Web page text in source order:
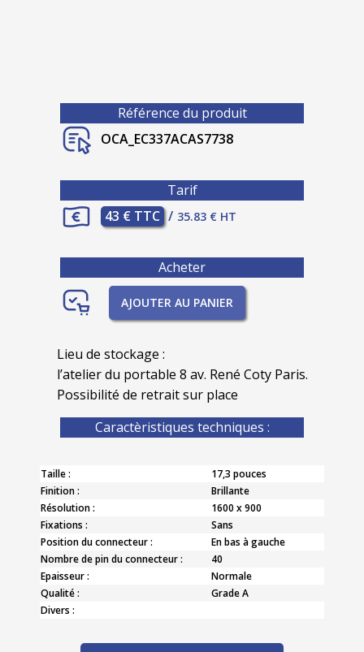
Référence du produit
OCA_EC337ACAS7738
Tarif
43 € TTC / 35.83 € HT
Acheter
AJOUTER AU PANIER
Lieu de stockage :
l’atelier du portable 8 av. René Coty Paris.
Possibilité de retrait sur place
Caractèristiques techniques :
Taille :
17,3 pouces
Finition :
Brillante
Résolution :
1600 x 900
Fixations :
Sans
Position du connecteur :
En bas à gauche
Nombre de pin du connecteur :
40
Epaisseur :
Normale
Qualité :
Grade A
Divers :